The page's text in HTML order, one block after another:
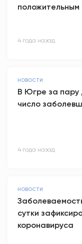
положительным
4 года назад
НОВОСТИ
В Югре за пару
число
4 года назад
НОВОСТИ
сутки
коронавируса